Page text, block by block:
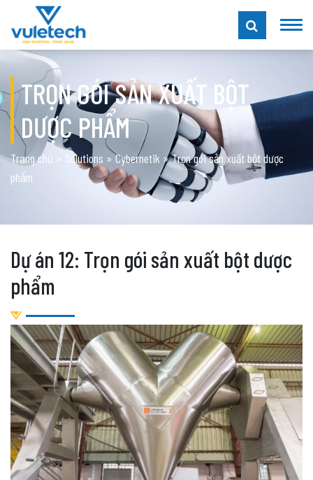
TRỌN GÓI SẢN XUẤT BỘT
DƯỢC PHẨM
Trang chủ » Solutions »Cybernetik »Trọn gói sản xuất bột dược
phẩm
Dự án 12: Trọn gói sản xuất bột dược
phẩm